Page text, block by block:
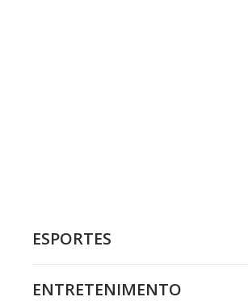
ESPORTES
ENTRETENIMENTO